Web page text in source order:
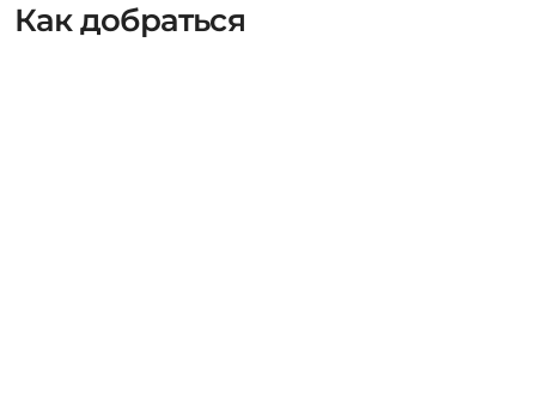
Как добраться